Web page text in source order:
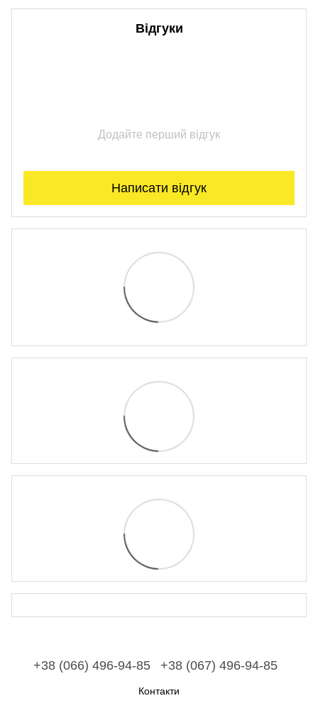
Відгуки
Додайте перший відгук
Написати відгук
+38 (066) 496-94-85 +38 (067) 496-94-85
Контакти